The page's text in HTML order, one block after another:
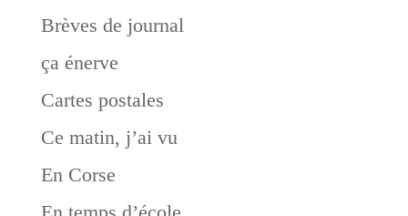
Brèves de journal
ça énerve
Cartes postales
Ce matin, j’ai vu
En Corse